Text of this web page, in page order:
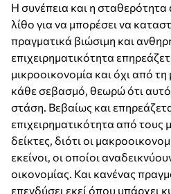
Η συνέπεια και η
λίθο για να μπορέσει να
πραγματικά βιώσιμη και
επιχειρηματικότητα
μικροοικονομία και όχι από
κάθε σεβασμό, θεωρώ ότι
στάση. Βεβαίως και
επιχειρηματικότητα από τους
δείκτες, διότι οι
εκείνοι, οι οποίοι
οικονομίας. Και κανένας
επενδύσει εκεί όπου υπάρχει